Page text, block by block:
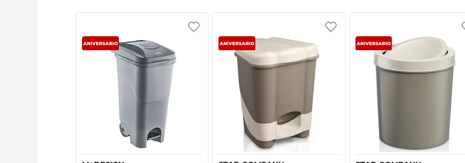
Vista rápida Vista rápida